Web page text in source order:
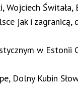
Świtała,
jak i zagranicą,
w Estonii
Dolny Kubin